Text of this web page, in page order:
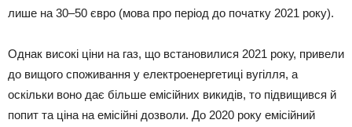
лише на 30–50 євро (мова про період до початку 2021 року).
Однак високі ціни на газ, що встановилися 2021 року, привели
до вищого споживання у електроенергетиці вугілля, а
оскільки воно дає більше емісійних викидів, то підвищився й
попит та ціна на емісійні дозволи. До 2020 року емісійний